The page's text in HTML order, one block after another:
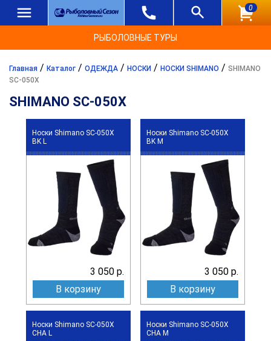
0
РЫБОЛОВНЫЕ ТУРЫ
Главная / Каталог / ОДЕЖДА / НОСКИ / НОСКИ SHIMANO / SHIMANO
SC-050X
SHIMANO SC-050X
Носки Shimano SC-050X
BK L
3 050 р.
В корзину
Носки Shimano SC-050X
BK M
3 050 р.
В корзину
Носки Shimano SC-050X
CHA L
Носки Shimano SC-050X
CHA M